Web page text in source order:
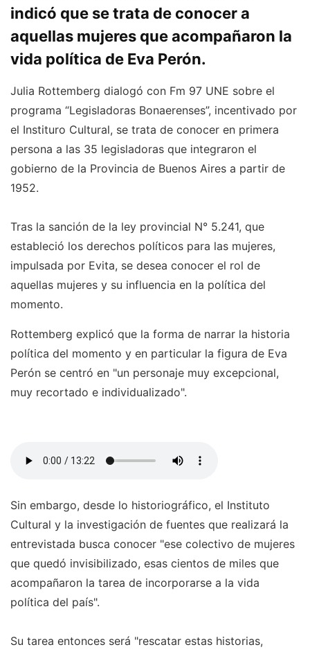
indicó que se trata de conocer a
aquellas mujeres que acompañaron la
vida política de Eva Perón.
Julia Rottemberg dialogó con Fm 97 UNE sobre el
programa “Legisladoras Bonaerenses”, incentivado por
el Instituro Cultural, se trata de conocer en primera
persona a las 35 legisladoras que integraron el
gobierno de la Provincia de Buenos Aires a partir de
1952.
Tras la sanción de la ley provincial N° 5.241, que
estableció los derechos políticos para las mujeres,
impulsada por Evita, se desea conocer el rol de
aquellas mujeres y su influencia en la política del
momento.
Rottemberg explicó que la forma de narrar la historia
política del momento y en particular la figura de Eva
Perón se centró en "un personaje muy excepcional,
muy recortado e individualizado".
Sin embargo, desde lo historiográfico, el Instituto
Cultural y la investigación de fuentes que realizará la
entrevistada busca conocer "ese colectivo de mujeres
que quedó invisibilizado, esas cientos de miles que
acompañaron la tarea de incorporarse a la vida
política del país".
Su tarea entonces será "rescatar estas historias,